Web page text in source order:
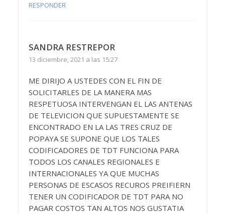
RESPONDER
SANDRA RESTREPOR
13 diciembre, 2021 a las 15:27
ME DIRIJO A USTEDES CON EL FIN DE
SOLICITARLES DE LA MANERA MAS
RESPETUOSA INTERVENGAN EL LAS ANTENAS
DE TELEVICION QUE SUPUESTAMENTE SE
ENCONTRADO EN LA LAS TRES CRUZ DE
POPAYA SE SUPONE QUE LOS TALES
CODIFICADORES DE TDT FUNCIONA PARA
TODOS LOS CANALES REGIONALES E
INTERNACIONALES YA QUE MUCHAS
PERSONAS DE ESCASOS RECUROS PREIFIERN
TENER UN CODIFICADOR DE TDT PARA NO
PAGAR COSTOS TAN ALTOS NOS GUSTATIA